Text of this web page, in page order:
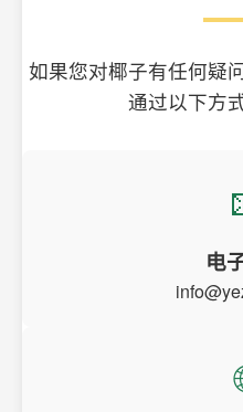
如果您对椰子有任何疑
通过以下方
电